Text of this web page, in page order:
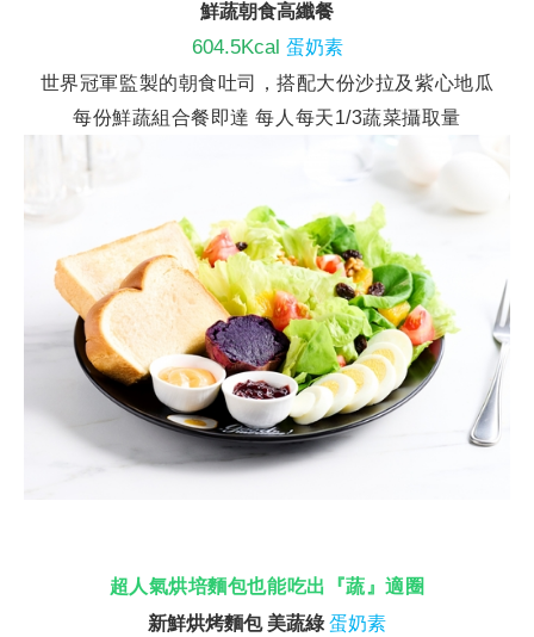
鮮蔬朝食高纖餐
604.5Kcal 蛋奶素
世界冠軍監製的朝食吐司，搭配大份沙拉及紫心地瓜
每份鮮蔬組合餐 即達 每人每天1/3蔬菜攝取量
超人氣烘培麵包也能吃出『蔬』適圈
新鮮烘烤麵包 美蔬綠蛋奶素